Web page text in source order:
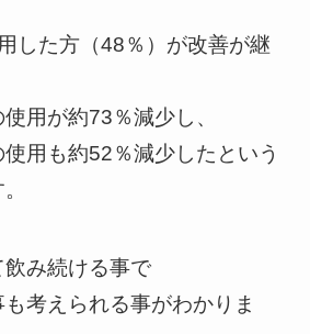
した方（48％）が改善が継
用が約73％減少し、
用も約52％減少したという
み続ける事で
考えられる事がわかりま